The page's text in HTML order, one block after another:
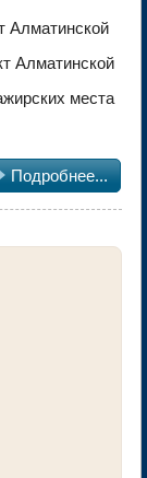
Алматинской
Алматинской
места
Подробнее...